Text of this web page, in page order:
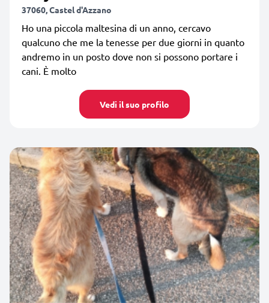
37060, Castel d'Azzano
Ho una piccola maltesina di un anno, cercavo
qualcuno che me la tenesse per due giorni in quanto
andremo in un posto dove non si possono portare i
cani. È molto
Vedi il suo profilo